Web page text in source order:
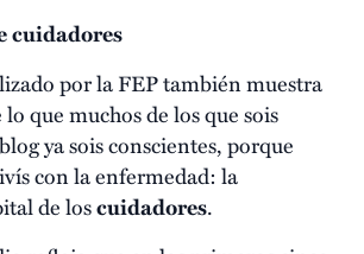
cuidadores
por la FEP también muestra
que muchos de los que sois
ya sois conscientes, porque
con la enfermedad: la
de loscuidadores.